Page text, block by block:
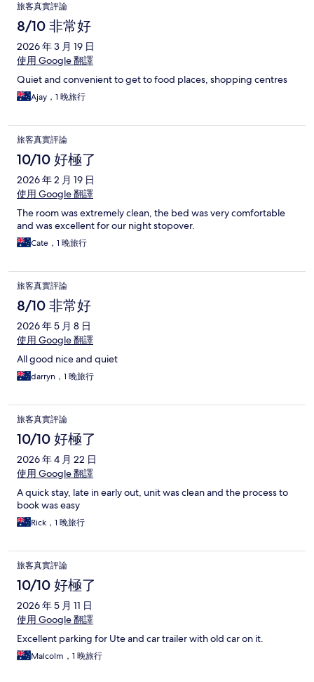
旅客真實評論
8/10 非常好
2026 年 3 月 19 日
使用 Google 翻譯
Quiet and convenient to get to food places, shopping centres
Ajay，1 晚旅行
旅客真實評論
10/10 好極了
2026 年 2 月 19 日
使用 Google 翻譯
The room was extremely clean, the bed was very comfortable
and was excellent for our night stopover.
Cate，1 晚旅行
旅客真實評論
8/10 非常好
2026 年 5 月 8 日
使用 Google 翻譯
All good nice and quiet
darryn，1 晚旅行
旅客真實評論
10/10 好極了
2026 年 4 月 22 日
使用 Google 翻譯
A quick stay, late in early out, unit was clean and the process to
book was easy
Rick，1 晚旅行
旅客真實評論
10/10 好極了
2026 年 5 月 11 日
使用 Google 翻譯
Excellent parking for Ute and car trailer with old car on it.
Malcolm，1 晚旅行